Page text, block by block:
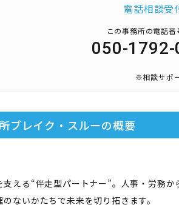
電話相談受
この事務所の電話番
050-1792-
※相談サポ
ブレイク・スルーの概要
支える“伴走型パートナー”。人事・労務
ないかたちで未来を切り拓きます。